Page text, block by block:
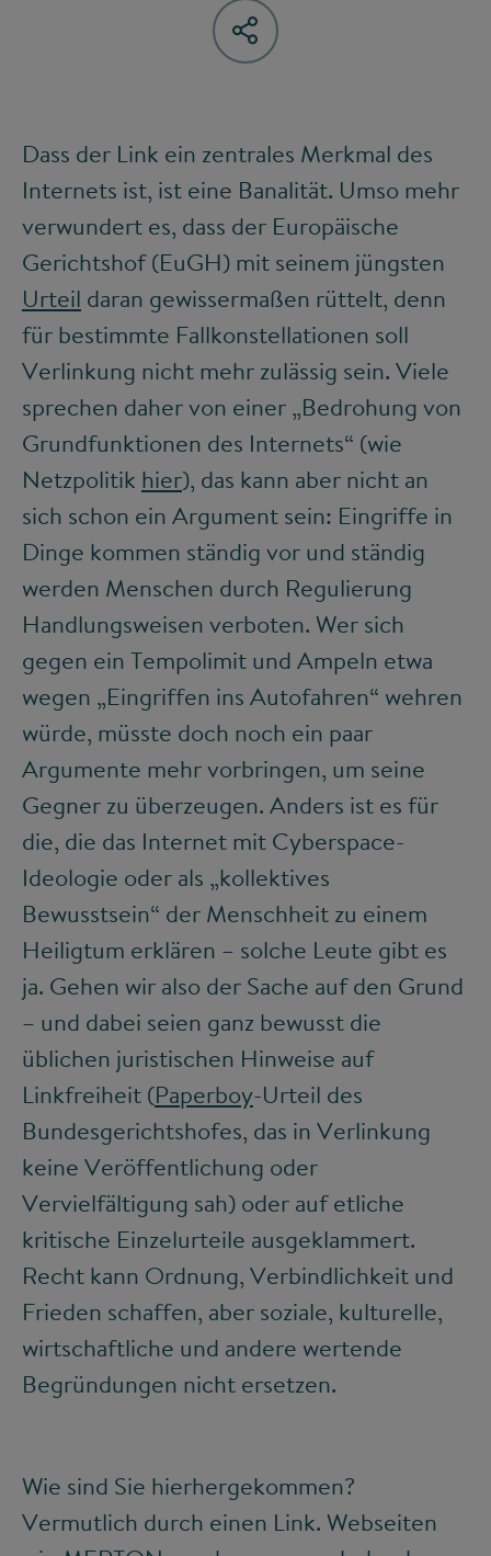
Dass der Link ein zentrales Merkmal des
Internets ist, ist eine Banalität. Umso mehr
verwundert es, dass der Europäische
Gerichtshof (EuGH) mit seinem jüngsten
Urteil daran gewissermaßen rüttelt, denn
für bestimmte Fallkonstellationen soll
Verlinkung nicht mehr zulässig sein. Viele
sprechen daher von einer „Bedrohung von
Grundfunktionen des Internets“ (wie
Netzpolitik hier), das kann aber nicht an
sich schon ein Argument sein: Eingriffe in
Dinge kommen ständig vor und ständig
werden Menschen durch Regulierung
Handlungsweisen verboten. Wer sich
gegen ein Tempolimit und Ampeln etwa
wegen „Eingriffen ins Autofahren“ wehren
würde, müsste doch noch ein paar
Argumente mehr vorbringen, um seine
Gegner zu überzeugen. Anders ist es für
die, die das Internet mit Cyberspace-
Ideologie oder als „kollektives
Bewusstsein“ der Menschheit zu einem
Heiligtum erklären – solche Leute gibt es
ja. Gehen wir also der Sache auf den Grund
– und dabei seien ganz bewusst die
üblichen juristischen Hinweise auf
Linkfreiheit (Paperboy-Urteil des
Bundesgerichtshofes, das in Verlinkung
keine Veröffentlichung oder
Vervielfältigung sah) oder auf etliche
kritische Einzelurteile ausgeklammert.
Recht kann Ordnung, Verbindlichkeit und
Frieden schaffen, aber soziale, kulturelle,
wirtschaftliche und andere wertende
Begründungen nicht ersetzen.
Wie sind Sie hierhergekommen?
Vermutlich durch einen Link. Webseiten